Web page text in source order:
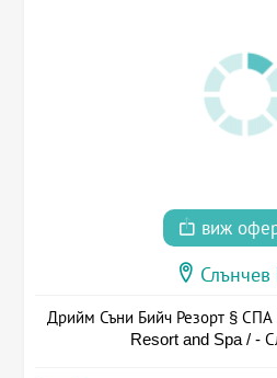
виж
Слънчев
Дрийм Съни Бийч Резорт §
Resort and Spa / -